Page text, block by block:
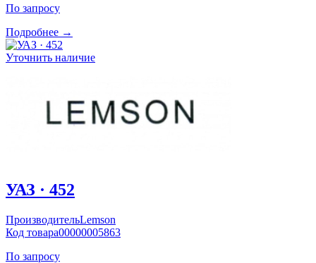
По запросу
Подробнее →
Уточнить наличие
УАЗ · 452
ПроизводительLemson
Код товара00000005863
По запросу